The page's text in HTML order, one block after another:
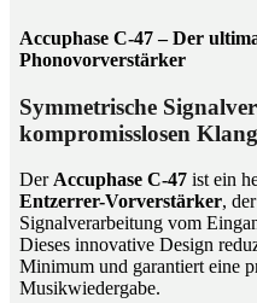
Accuphase C-47 – Der
Phonovorverstärker
Symmetrische
kompromisslosen Klang
Der Accuphase C-47 ist ein
Entzerrer-Vorverstärker,
Signalverarbeitung vom
Dieses innovative Design
Minimum und garantiert eine
Musikwiedergabe.